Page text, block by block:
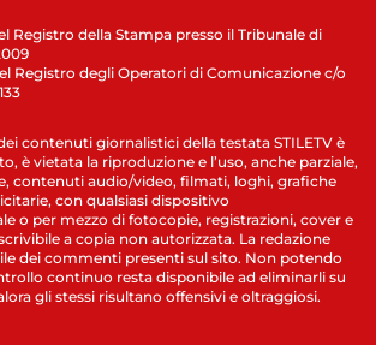
Registro della Stampa presso il Tribunale di
Registro degli Operatori di Comunicazione c/o
contenuti giornalistici della testata STILETV è
è vietata la riproduzione e l’uso, anche parziale,
contenuti audio/video, filmati, loghi, grafiche
con qualsiasi dispositivo
o per mezzo di fotocopie, registrazioni, cover e
a copia non autorizzata. La redazione
dei commenti presenti sul sito. Non potendo
continuo resta disponibile ad eliminarli su
gli stessi risultano offensivi e oltraggiosi.